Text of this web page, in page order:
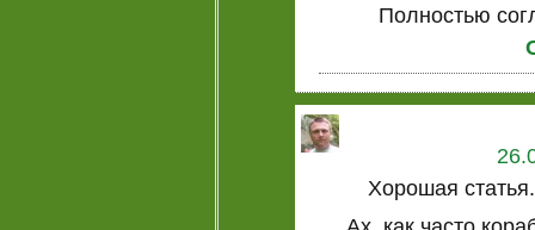
Полностью
Хорошая